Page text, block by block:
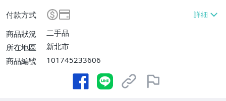
$99999免運費】、跨國寄送【單件運費$3
50、消費滿$99999免運費】
付款方式
商品狀況
二手品
所在地區
新北市
商品編號
101745233606